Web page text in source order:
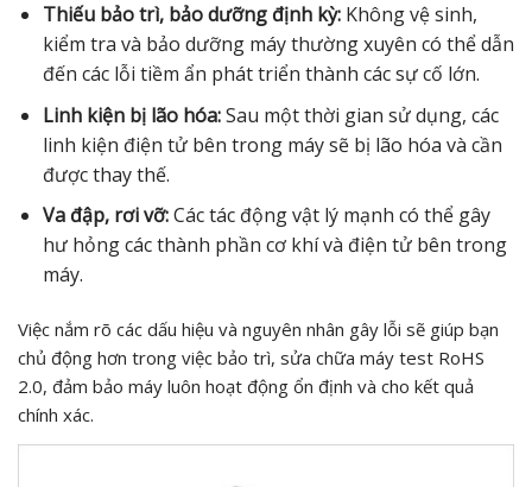
Thiếu bảo trì, bảo dưỡng định kỳ:Không vệ sinh,
kiểm tra và bảo dưỡng máy thường xuyên có thể dẫn
đến các lỗi tiềm ẩn phát triển thành các sự cố lớn.
Linh kiện bị lão hóa:Sau một thời gian sử dụng, các
linh kiện điện tử bên trong máy sẽ bị lão hóa và cần
được thay thế.
Va đập, rơi vỡ:Các tác động vật lý mạnh có thể gây
hư hỏng các thành phần cơ khí và điện tử bên trong
máy.
Việc nắm rõ các dấu hiệu và nguyên nhân gây lỗi sẽ giúp bạn
chủ động hơn trong việc bảo trì, sửa chữa máy test RoHS
2.0, đảm bảo máy luôn hoạt động ổn định và cho kết quả
chính xác.